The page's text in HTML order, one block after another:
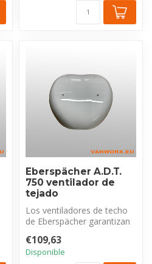
Eberspächer A.D.T.
750 ventilador de
tejado
Los ventiladores de techo
de Eberspächer garantizan
i...
€109,63
Disponible